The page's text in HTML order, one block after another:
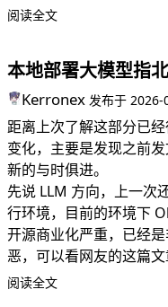
阅读全文
本地部署大模型指北
Kerronex 发布于 2026-
距离上次了解这部分已
变化，主要是发现之前
新的与时俱进。
先说 LLM 方向，上一次
行环境，目前的环境下
开源商业化严重，已经
恶，可以看网友的这篇
阅读全文